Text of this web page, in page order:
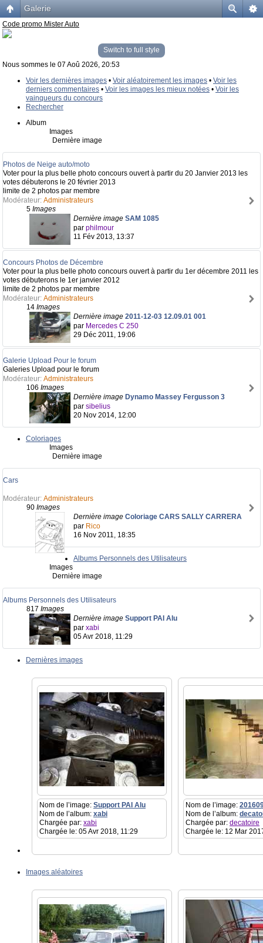
Galerie
Code promo Mister Auto
Switch to full style
Nous sommes le 07 Aoû 2026, 20:53
Voir les dernières images • Voir aléatoirement les images • Voir les
derniers commentaires • Voir les images les mieux notées • Voir les
vainqueurs du concours
Rechercher
Album
Images
Dernière image
Photos de Neige auto/moto
Voter pour la plus belle photo concours ouvert à partir du 20 Janvier 2013 les
votes débuterons le 20 février 2013
limite de 2 photos par membre
Modérateur: Administrateurs
5 Images
Dernière image SAM 1085
par philmour
11 Fév 2013, 13:37
Concours Photos de Décembre
Voter pour la plus belle photo concours ouvert à partir du 1er décembre 2011 les
votes débuterons le 1er janvier 2012
limite de 2 photos par membre
Modérateur: Administrateurs
14 Images
Dernière image 2011-12-03 12.09.01 001
par Mercedes C 250
29 Déc 2011, 19:06
Galerie Upload Pour le forum
Galeries Upload pour le forum
Modérateur: Administrateurs
106 Images
Dernière image Dynamo Massey Fergusson 3
par sibelius
20 Nov 2014, 12:00
Coloriages
Images
Dernière image
Cars
Modérateur: Administrateurs
90 Images
Dernière image Coloriage CARS SALLY CARRERA
par Rico
16 Nov 2011, 18:35
Albums Personnels des Utilisateurs
Images
Dernière image
Albums Personnels des Utilisateurs
817 Images
Dernière image Support PAI Alu
par xabi
05 Avr 2018, 11:29
Dernières images
Nom de l’image: Support PAI Alu
Nom de l’album: xabi
Chargée par: xabi
Chargée le: 05 Avr 2018, 11:29
Nom de l’image:
Nom de l’album:
Chargée par: decatoire
Chargée le: 12 Mar
Images aléatoires